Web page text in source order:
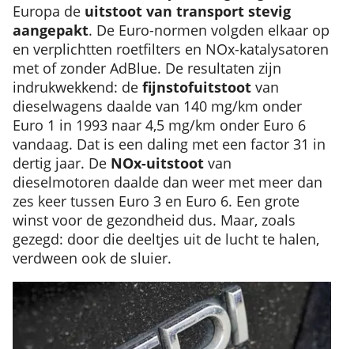
Europa de uitstoot van transport stevig
aangepakt. De Euro-normen volgden elkaar op
en verplichtten roetfilters en NOx-katalysatoren
met of zonder AdBlue. De resultaten zijn
indrukwekkend: de fijnstofuitstoot van
dieselwagens daalde van 140 mg/km onder
Euro 1 in 1993 naar 4,5 mg/km onder Euro 6
vandaag. Dat is een daling met een factor 31 in
dertig jaar. De NOx-uitstoot van
dieselmotoren daalde dan weer met meer dan
zes keer tussen Euro 3 en Euro 6. Een grote
winst voor de gezondheid dus. Maar, zoals
gezegd: door die deeltjes uit de lucht te halen,
verdween ook de sluier.